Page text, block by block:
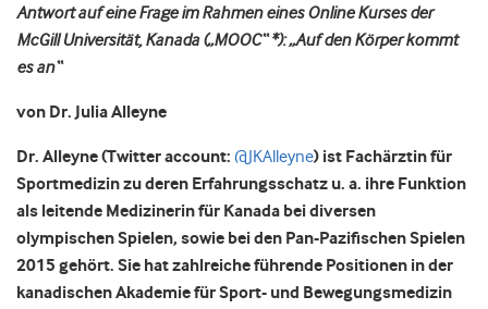
Antwort auf eine Frage im Rahmen eines Online Kurses der
McGill Universität, Kanada („MOOC“ *): „Auf den Körper kommt
es an“
von Dr. Julia Alleyne
Dr. Alleyne (Twitter account: @JKAlleyne) ist Fachärztin für
Sportmedizin zu deren Erfahrungsschatz u. a. ihre Funktion
als leitende Medizinerin für Kanada bei diversen
olympischen Spielen, sowie bei den Pan-Pazifischen Spielen
2015 gehört. Sie hat zahlreiche führende Positionen in der
kanadischen Akademie für Sport- und Bewegungsmedizin